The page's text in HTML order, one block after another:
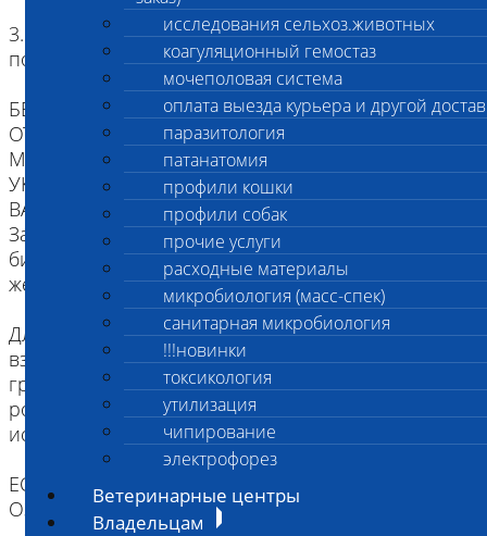
исследования сельхоз.животных
коагуляционный гемостаз
мочеполовая система
оплата выезда курьера и другой
паразитология
патанатомия
профили кошки
профили собак
прочие услуги
расходные материалы
микробиология (масс-спек)
санитарная микробиология
!!!новинки
токсикология
утилизация
чипирование
электрофорез
Ветеринарные центры
Владельцам
3. Наличие клейма или чипа ( не обязательно,
под ответственность сдающего)
БЕЗ ИДЕНТИФИКАЦИИ, МЫ НЕ НЕСЕМ
ОТВЕТСТВЕННОСТИ, ЧТО ПРИСЛАННЫЙ
МАТЕРИАЛ ПРИНАДЛЕЖИТ ЖИВОТНОМУ
УКАЗАННОМУ В НАПРАВЛЕНИИ.
ВАЖНО для взятия буккального эпителия:
За два часа до проведения процедуры взятия
биоматериала животное следует не кормить,
желательна изоляция от других животных.
Для щенков и котят как минимум за два часа до
взятия биоматериала надо исключить кормление
грудным молоком. Рекомендуется промыть
ротовую полость водой (для удобства можно
использовать шприц).
ЕСЛИ ВЫ ДОСТАВЛЯЕТЕ ТОЛЬКО МАТЕРИАЛ,
ОЗНАКОМТЕСЬ С ИНСТРУКЦИЕЙ